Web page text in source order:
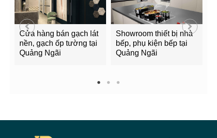
Cửa hàng bán gạch lát
nền, gạch ốp tường tại
Quảng Ngãi
Showroom thiết bị nhà
bếp, phụ kiện bếp tại
Quảng Ngãi
1 2 3